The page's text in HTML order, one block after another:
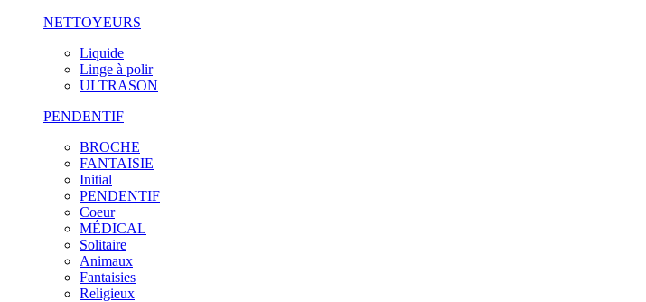
NETTOYEURS
Liquide
Linge à polir
ULTRASON
PENDENTIF
BROCHE
FANTAISIE
Initial
PENDENTIF
Coeur
MÉDICAL
Solitaire
Animaux
Fantaisies
Religieux